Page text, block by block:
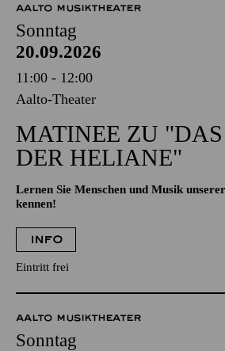
AALTO MUSIKTHEATER
Sonntag
20.09.2026
11:00 - 12:00
Aalto-Theater
MATINEE ZU
DER HELIANE"
Lernen Sie Menschen und Musik
kennen!
INFO
Eintritt frei
AALTO MUSIKTHEATER
Sonntag